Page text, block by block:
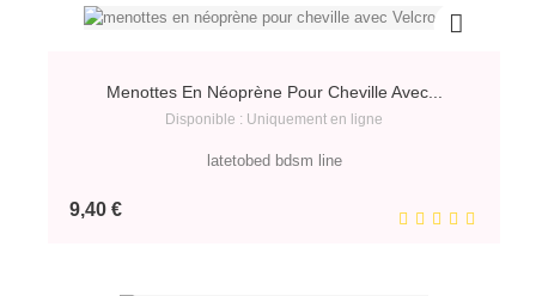
Menottes En Néoprène Pour Cheville Avec...
Disponible : Uniquement en ligne
latetobed bdsm line
9,40 €Prix